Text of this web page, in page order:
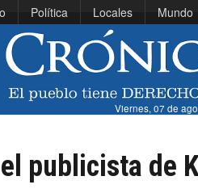
Política Locales Mundo
Viernes, 07 de
publicista de